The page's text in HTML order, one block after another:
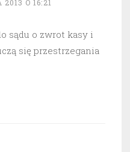
O 16:21
sądu o zwrot kasy i
się przestrzegania